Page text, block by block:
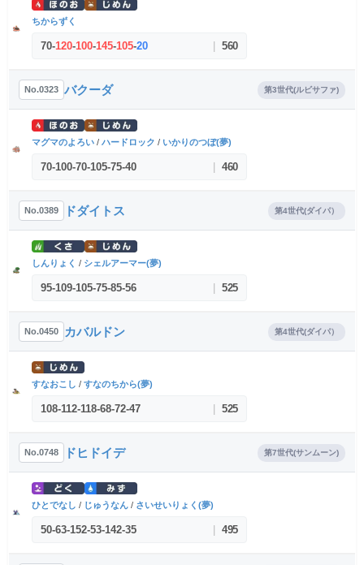
ちからずく
70-120-100-145-105-20 560
No.0323 バクーダ 第3世代(ルビサファ)
マグマのよろい / ハードロック / いかりのつぼ(夢)
70-100-70-105-75-40 460
No.0389 ドダイトス 第4世代(ダイパ）
しんりょく / シェルアーマー(夢)
95-109-105-75-85-56 525
No.0450 カバルドン 第4世代(ダイパ）
すなおこし / すなのちから(夢)
108-112-118-68-72-47 525
No.0748 ドヒドイデ 第7世代(サンムーン)
ひとでなし / じゅうなん / さいせいりょく(夢)
50-63-152-53-142-35 495